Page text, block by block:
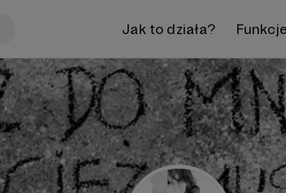
Jak to działa? Funkcje